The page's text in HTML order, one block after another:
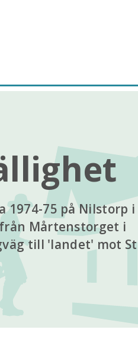
1974-75 på Nilstorp i
Mårtenstorget i
till 'landet' mot St